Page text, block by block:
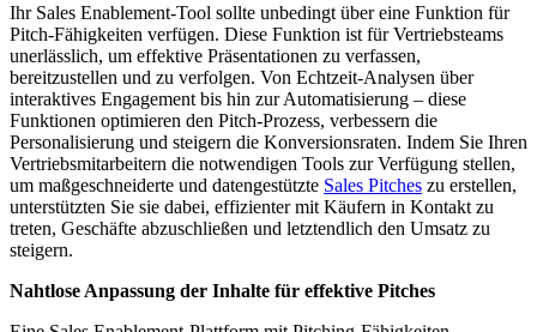
Ihr Sales Enablement-Tool sollte unbedingt über eine Funktion für
Pitch-Fähigkeiten verfügen. Diese Funktion ist für Vertriebsteams
unerlässlich, um effektive Präsentationen zu verfassen,
bereitzustellen und zu verfolgen. Von Echtzeit-Analysen über
interaktives Engagement bis hin zur Automatisierung – diese
Funktionen optimieren den Pitch-Prozess, verbessern die
Personalisierung und steigern die Konversionsraten. Indem Sie Ihren
Vertriebsmitarbeitern die notwendigen Tools zur Verfügung stellen,
um maßgeschneiderte und datengestützte Sales Pitches zu erstellen,
unterstützten Sie sie dabei, effizienter mit Käufern in Kontakt zu
treten, Geschäfte abzuschließen und letztendlich den Umsatz zu
steigern.
Nahtlose Anpassung der Inhalte für effektive Pitches